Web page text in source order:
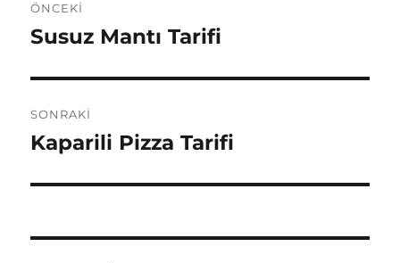
gezinmesi
ÖNCEKI
Önceki
Susuz Mantı Tarifi
SONRAKI
Sonraki
Kaparili Pizza Tarifi